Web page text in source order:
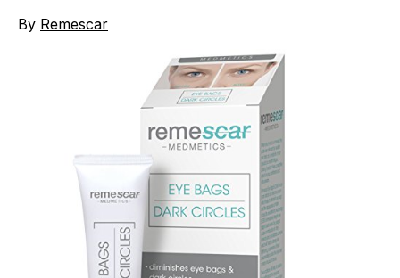
By Remescar